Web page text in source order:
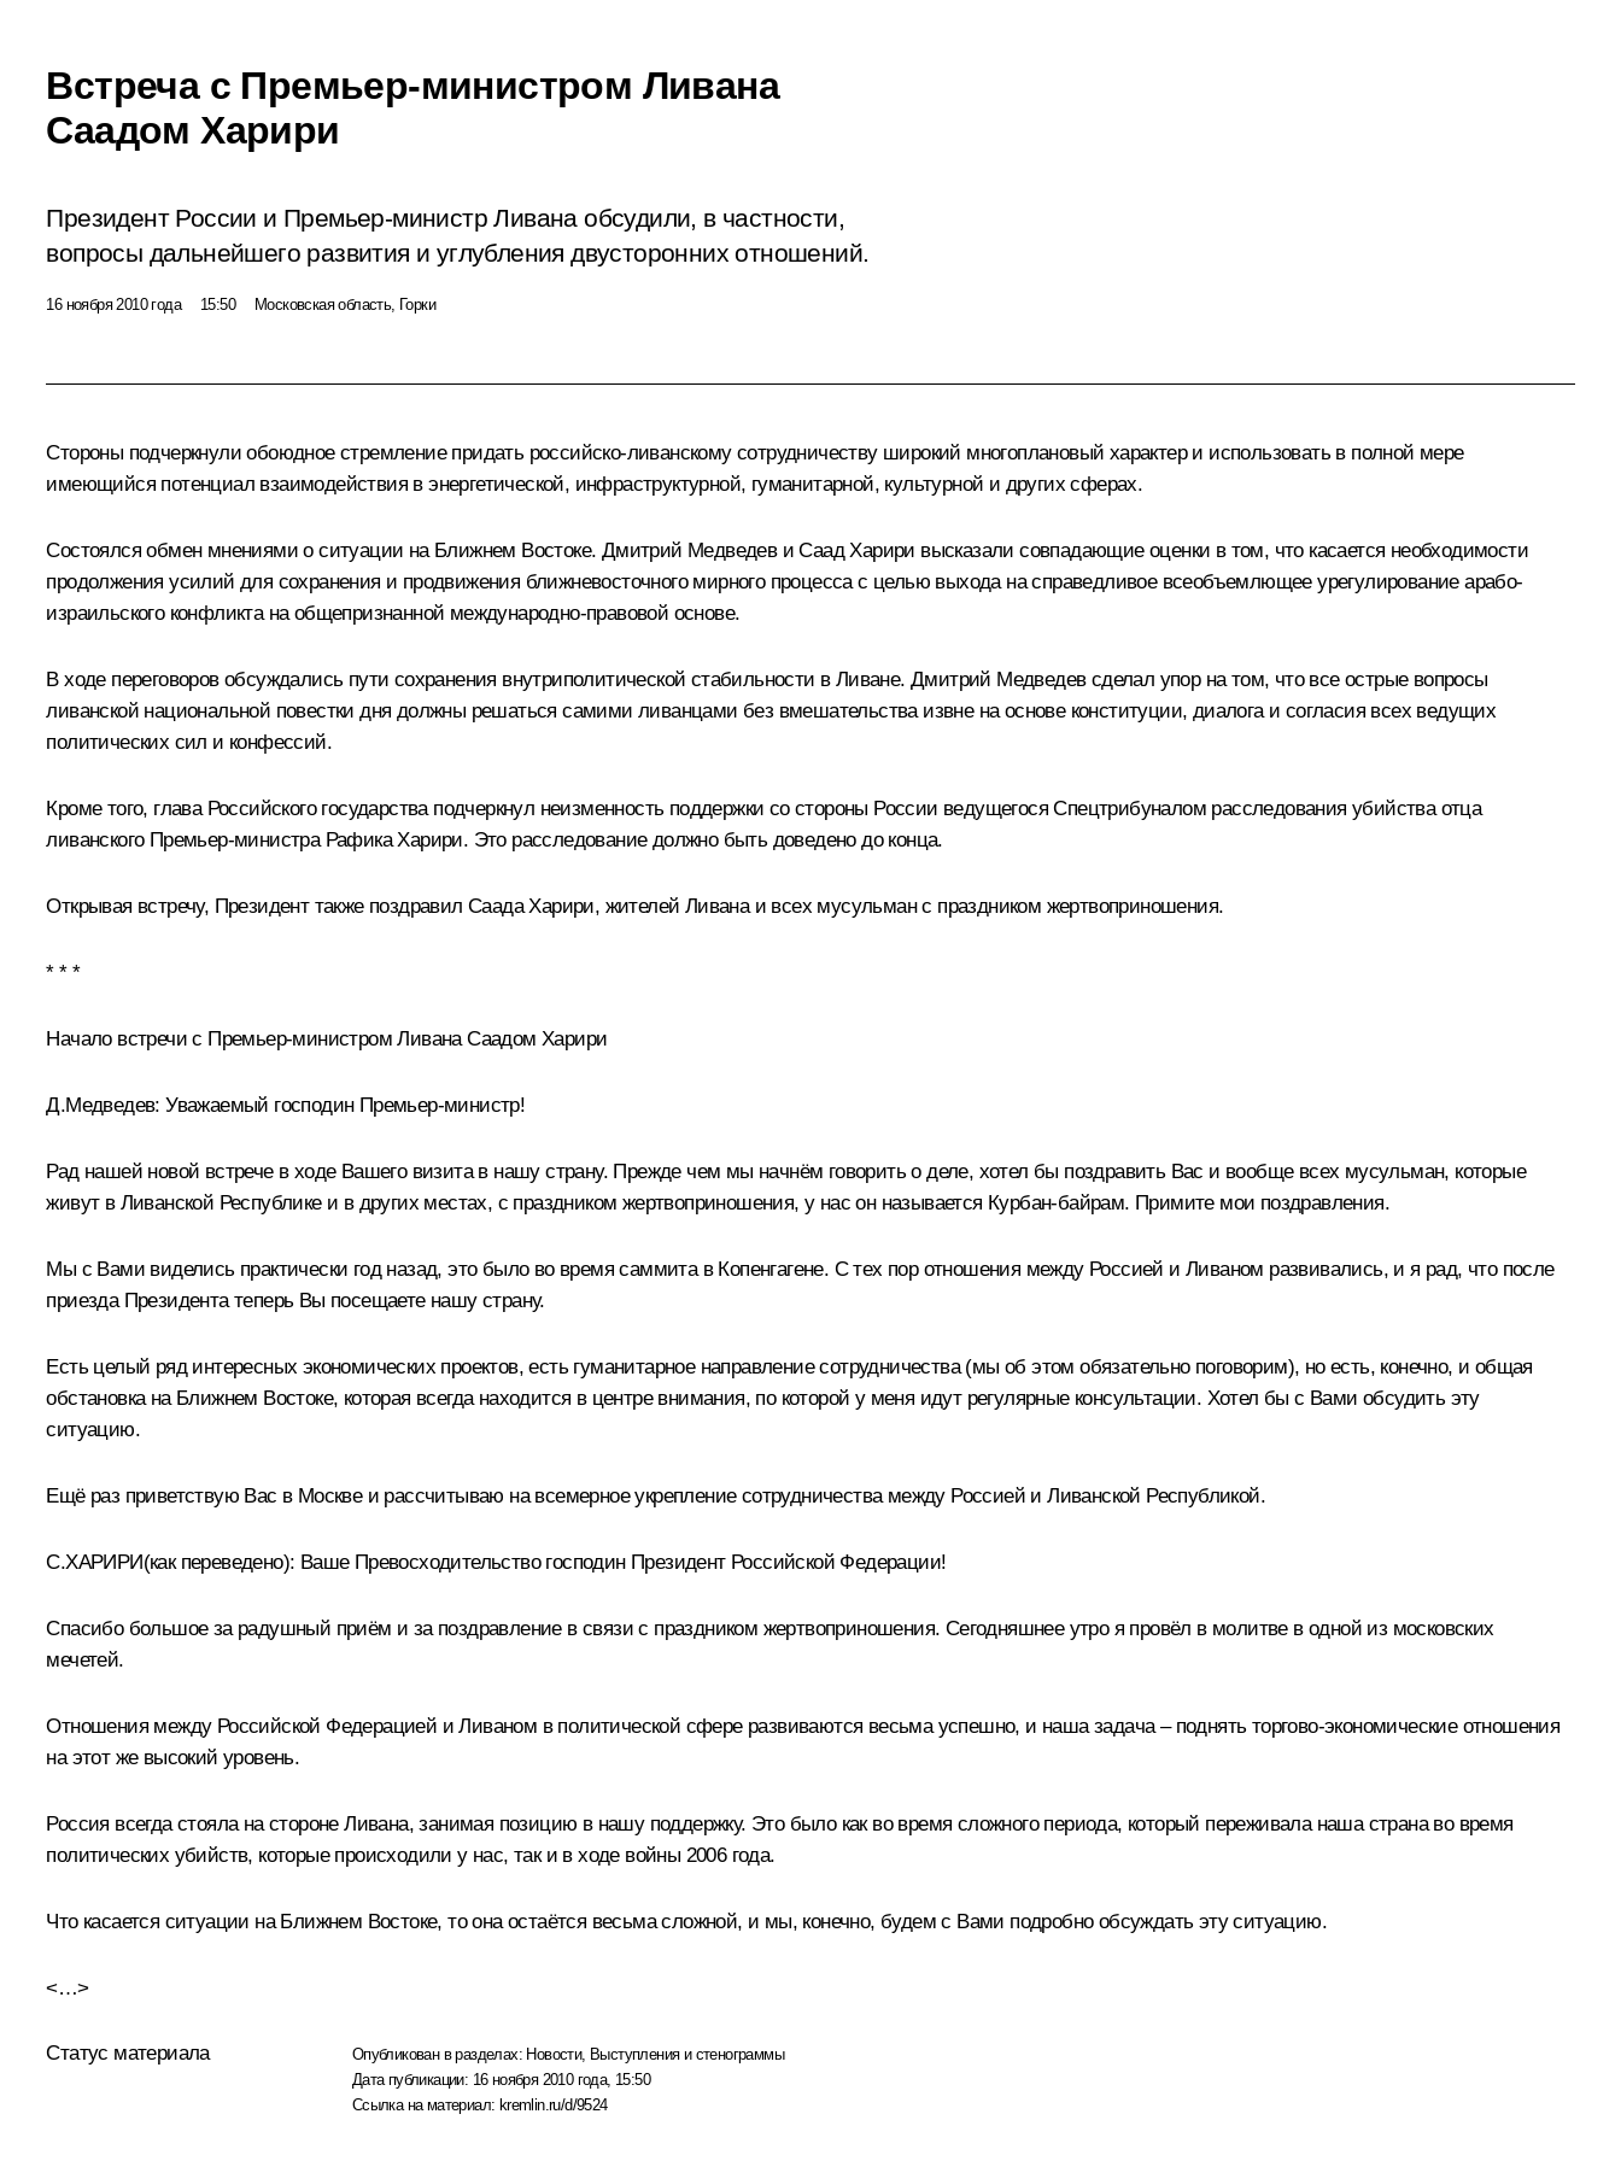
Встреча с Премьер-министром Ливана
Саадом Харири
Президент России и Премьер-министр Ливана обсудили, в частности,
вопросы дальнейшего развития и углубления двусторонних отношений.
16 ноября 2010 года 15:50 Московская область, Горки
Стороны подчеркнули обоюдное стремление придать российско-ливанскому сотрудничеству широкий многоплановый характер и использовать в полной мере
имеющийся потенциал взаимодействия в энергетической, инфраструктурной, гуманитарной, культурной и других сферах.
Состоялся обмен мнениями о ситуации на Ближнем Востоке. Дмитрий Медведев иСаад Харири высказали совпадающие оценки в том, что касается необходимости
продолжения усилий для сохранения и продвижения ближневосточного мирного процесса с целью выхода на справедливое всеобъемлющее урегулирование арабо-
израильского конфликта на общепризнанной международно-правовой основе.
В ходе переговоров обсуждались пути сохранения внутриполитической стабильности в Ливане. Дмитрий Медведев сделал упор на том, что все острые вопросы
ливанской национальной повестки дня должны решаться самими ливанцами без вмешательства извне на основе конституции, диалога и согласия всех ведущих
политических сил и конфессий.
Кроме того, глава Российского государства подчеркнул неизменность поддержки со стороны России ведущегося Спецтрибуналом расследования убийства отца
ливанского Премьер-министра Рафика Харири. Это расследование должно быть доведено до конца.
Открывая встречу, Президент также поздравил Саада Харири, жителей Ливана и всех мусульман с праздником жертвоприношения.
* * *
Начало встречи с Премьер-министром Ливана Саадом Харири
Д.Медведев: Уважаемый господин Премьер-министр!
Рад нашей новой встрече в ходе Вашего визита в нашу страну. Прежде чем мы начнём говорить о деле, хотел бы поздравить Вас и вообще всех мусульман, которые
живут в Ливанской Республике и в других местах, с праздником жертвоприношения, у нас он называется Курбан-байрам. Примите мои поздравления.
Мы с Вами виделись практически год назад, это было во времясаммитав Копенгагене. С тех пор отношения между Россией и Ливаном развивались, и я рад, что после
приезда Президента теперь Вы посещаете нашу страну.
Есть целый ряд интересных экономических проектов, есть гуманитарное направление сотрудничества (мы об этом обязательно поговорим), но есть, конечно, и общая
обстановка на Ближнем Востоке, которая всегда находится в центре внимания, по которой у меня идут регулярные консультации. Хотел бы с Вами обсудить эту
ситуацию.
Ещё раз приветствую Вас в Москве и рассчитываю на всемерное укрепление сотрудничества между Россией и Ливанской Республикой.
С.ХАРИРИ(как переведено): Ваше Превосходительство господин Президент Российской Федерации!
Спасибо большое за радушный приём и за поздравление в связи с праздником жертвоприношения. Сегодняшнее утро я провёл в молитве в одной из московских
мечетей.
Отношения между Российской Федерацией и Ливаном в политической сфере развиваются весьма успешно, и наша задача – поднять торгово-экономические отношения
на этот же высокий уровень.
Россия всегда стояла на стороне Ливана, занимая позицию в нашу поддержку. Это было как во время сложного периода, который переживала наша страна во время
политических убийств, которые происходили у нас, так и в ходе войны 2006 года.
Что касается ситуации на Ближнем Востоке, то она остаётся весьма сложной, и мы, конечно, будем с Вами подробно обсуждать эту ситуацию.
<…>
Статус материала Опубликован в разделах: Новости, Выступления и стенограммы
Дата публикации: 16 ноября 2010 года, 15:50
Ссылка на материал: kremlin.ru/d/9524